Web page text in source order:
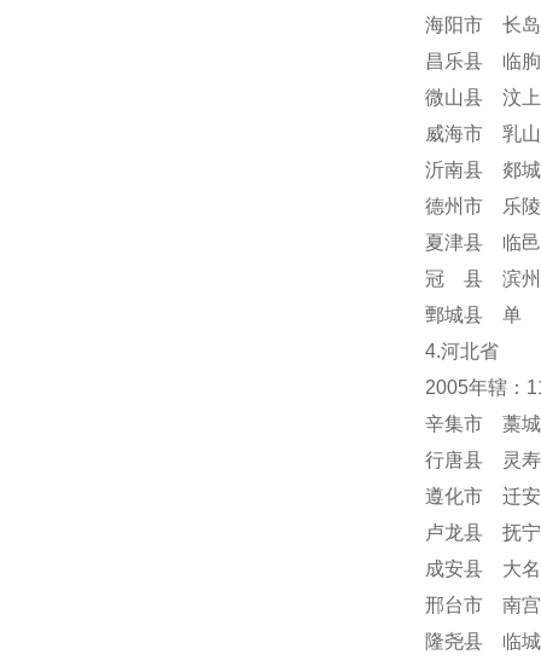
海阳市 长
昌乐县 临
微山县 汶
威海市 乳
沂南县 郯
德州市 乐
夏津县 临
冠 县 滨州
鄄城县 单
4.河北省
2005年辖：
辛集市 藁
行唐县 灵
遵化市 迁
卢龙县 抚
成安县 大
邢台市 南
隆尧县 临